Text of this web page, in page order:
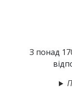
З понад